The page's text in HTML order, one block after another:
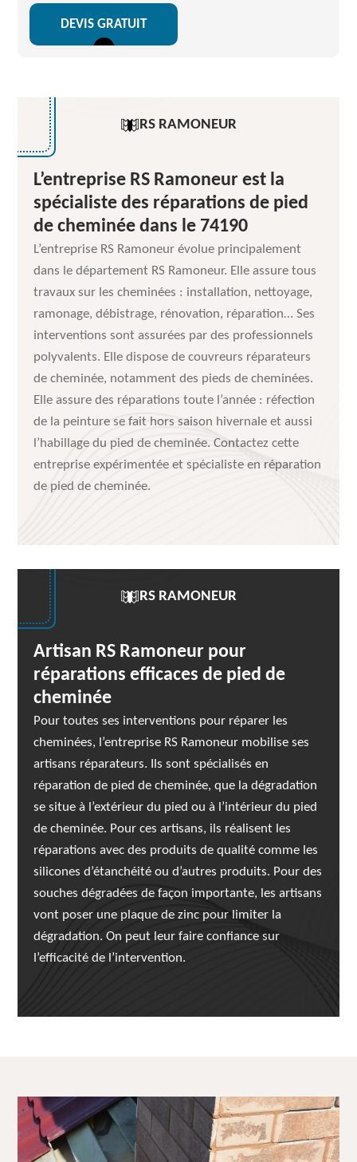
DEVIS GRATUIT
RS RAMONEUR
L’entreprise RS Ramoneur est la
spécialiste des réparations de pied
de cheminée dans le 74190
L’entreprise RS Ramoneur évolue principalement
dans le département RS Ramoneur. Elle assure tous
travaux sur les cheminées : installation, nettoyage,
ramonage, débistrage, rénovation, réparation… Ses
interventions sont assurées par des professionnels
polyvalents. Elle dispose de couvreurs réparateurs
de cheminée, notamment des pieds de cheminées.
Elle assure des réparations toute l’année : réfection
de la peinture se fait hors saison hivernale et aussi
l’habillage du pied de cheminée. Contactez cette
entreprise expérimentée et spécialiste en réparation
de pied de cheminée.
RS RAMONEUR
Artisan RS Ramoneur pour
réparations efficaces de pied de
cheminée
Pour toutes ses interventions pour réparer les
cheminées, l’entreprise RS Ramoneur mobilise ses
artisans réparateurs. Ils sont spécialisés en
réparation de pied de cheminée, que la dégradation
se situe à l’extérieur du pied ou à l’intérieur du pied
de cheminée. Pour ces artisans, ils réalisent les
réparations avec des produits de qualité comme les
silicones d’étanchéité ou d’autres produits. Pour des
souches dégradées de façon importante, les artisans
vont poser une plaque de zinc pour limiter la
dégradation. On peut leur faire confiance sur
l’efficacité de l’intervention.